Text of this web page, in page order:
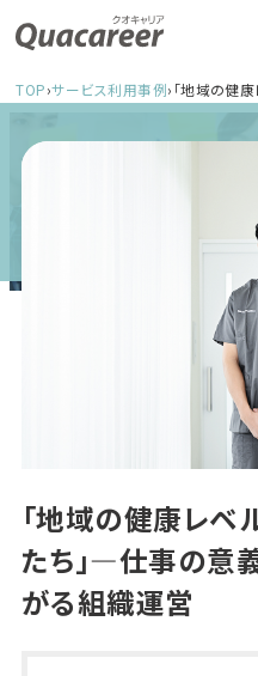
TOP›サービス利用事例› 「地域の健
「地域の健康レ
たち」―仕事の意
がる組織運営